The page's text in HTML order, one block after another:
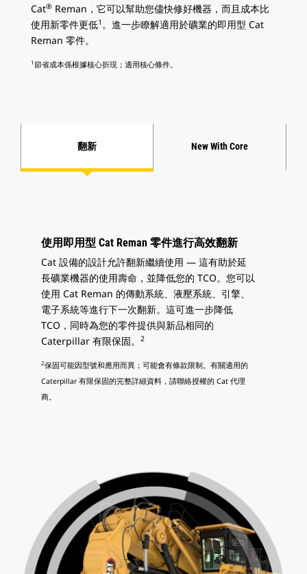
Cat® Reman，它可以幫助您儘快修好機器，而且成本比
使用新零件更低1 。進一步瞭解適用於礦業的即用型 Cat
Reman 零件。
1 節省成本係根據核心折現；適用核心條件。
翻新 New With Core
使用即用型 Cat Reman 零件進行高效翻新
Cat 設備的設計允許翻新繼續使用 — 這有助於延
長礦業機器的使用壽命，並降低您的 TCO。您可以
使用 Cat Reman 的傳動系統、液壓系統、引擎、
電子系統等進行下一次翻新。這可進一步降低
TCO，同時為您的零件提供與新品相同的
Caterpillar 有限保固。
2
2保固可能因型號和應用而異；可能會有條款限制。有關適用的
Caterpillar 有限保固的完整詳細資料，請聯絡授權的 Cat 代理
商。